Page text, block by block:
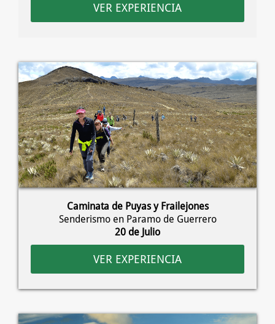
VER EXPERIENCIA
Caminata de Puyas y Frailejones
Senderismo en Paramo de Guerrero
20 de Julio
VER EXPERIENCIA